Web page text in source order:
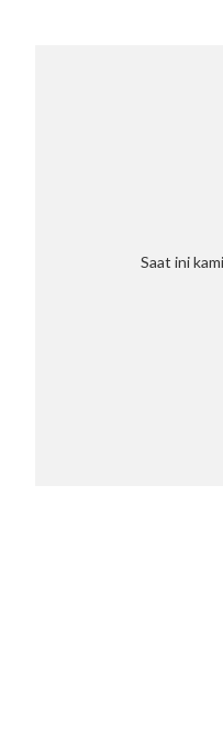
Saat ini